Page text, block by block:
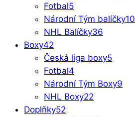
Fotbal5
Národní Tým balíčky10
NHL Balíčky36
Boxy42
Česká liga boxy5
Fotbal4
Národní Tým Boxy9
NHL Boxy22
Doplňky52